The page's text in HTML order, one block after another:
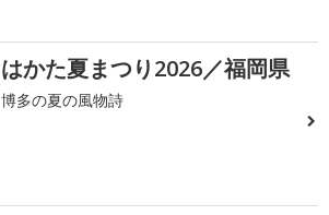
はかた夏まつり2026／福岡県
博多の夏の風物詩